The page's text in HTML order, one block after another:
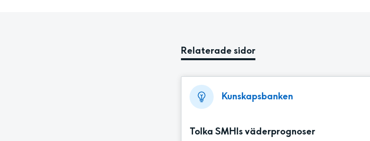
Relaterade sidor
Kunskapsbanken
Tolka SMHIs väderprognoser